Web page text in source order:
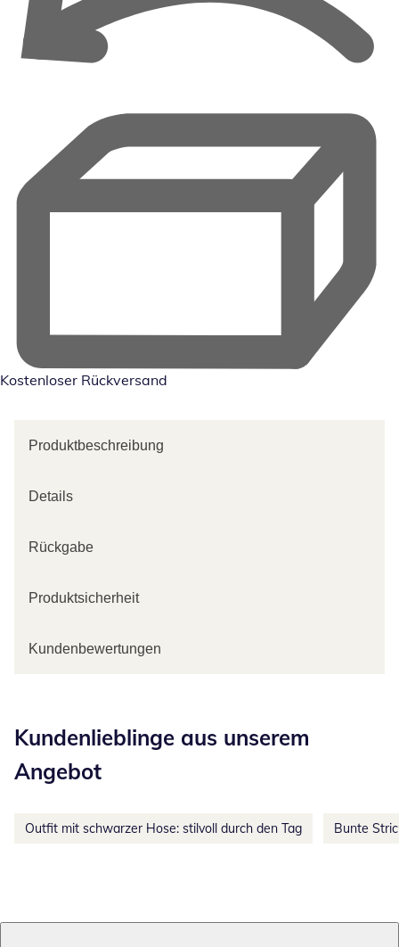
Kostenloser Rückversand
Produktbeschreibung
Details
Rückgabe
Produktsicherheit
Kundenbewertungen
Kundenlieblinge aus unserem
Angebot
Outfit mit schwarzer Hose: stilvoll durch den Tag Bunte